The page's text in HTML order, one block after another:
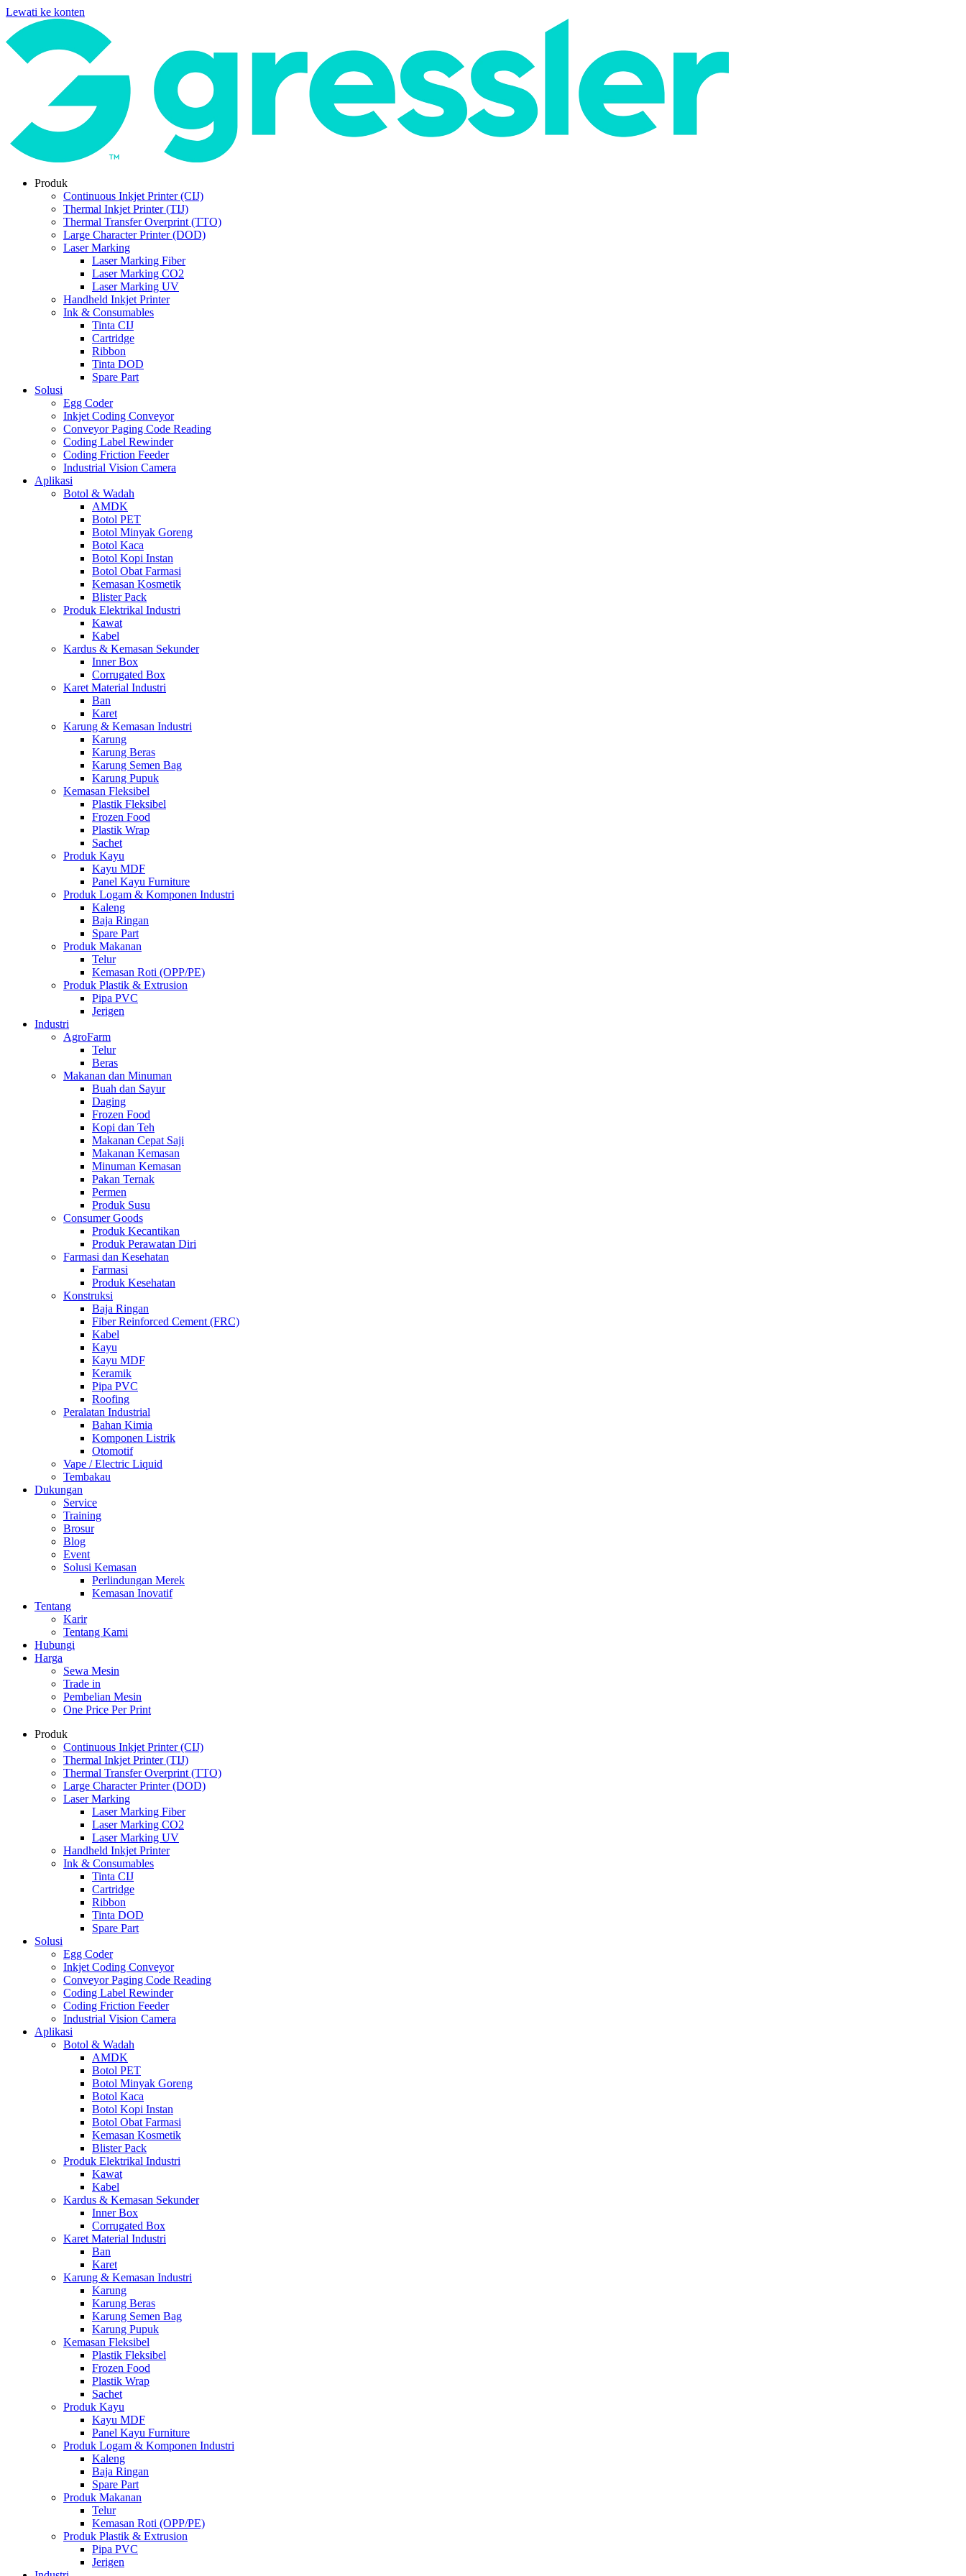
Lewati ke konten
Produk
Continuous Inkjet Printer (CIJ)
Thermal Inkjet Printer (TIJ)
Thermal Transfer Overprint (TTO)
Large Character Printer (DOD)
Laser Marking
Laser Marking Fiber
Laser Marking CO2
Laser Marking UV
Handheld Inkjet Printer
Ink & Consumables
Tinta CIJ
Cartridge
Ribbon
Tinta DOD
Spare Part
Solusi
Egg Coder
Inkjet Coding Conveyor
Conveyor Paging Code Reading
Coding Label Rewinder
Coding Friction Feeder
Industrial Vision Camera
Aplikasi
Botol & Wadah
AMDK
Botol PET
Botol Minyak Goreng
Botol Kaca
Botol Kopi Instan
Botol Obat Farmasi
Kemasan Kosmetik
Blister Pack
Produk Elektrikal Industri
Kawat
Kabel
Kardus & Kemasan Sekunder
Inner Box
Corrugated Box
Karet Material Industri
Ban
Karet
Karung & Kemasan Industri
Karung
Karung Beras
Karung Semen Bag
Karung Pupuk
Kemasan Fleksibel
Plastik Fleksibel
Frozen Food
Plastik Wrap
Sachet
Produk Kayu
Kayu MDF
Panel Kayu Furniture
Produk Logam & Komponen Industri
Kaleng
Baja Ringan
Spare Part
Produk Makanan
Telur
Kemasan Roti (OPP/PE)
Produk Plastik & Extrusion
Pipa PVC
Jerigen
Industri
AgroFarm
Telur
Beras
Makanan dan Minuman
Buah dan Sayur
Daging
Frozen Food
Kopi dan Teh
Makanan Cepat Saji
Makanan Kemasan
Minuman Kemasan
Pakan Ternak
Permen
Produk Susu
Consumer Goods
Produk Kecantikan
Produk Perawatan Diri
Farmasi dan Kesehatan
Farmasi
Produk Kesehatan
Konstruksi
Baja Ringan
Fiber Reinforced Cement (FRC)
Kabel
Kayu
Kayu MDF
Keramik
Pipa PVC
Roofing
Peralatan Industrial
Bahan Kimia
Komponen Listrik
Otomotif
Vape / Electric Liquid
Tembakau
Dukungan
Service
Training
Brosur
Blog
Event
Solusi Kemasan
Perlindungan Merek
Kemasan Inovatif
Tentang
Karir
Tentang Kami
Hubungi
Harga
Sewa Mesin
Trade in
Pembelian Mesin
One Price Per Print
Produk
Continuous Inkjet Printer (CIJ)
Thermal Inkjet Printer (TIJ)
Thermal Transfer Overprint (TTO)
Large Character Printer (DOD)
Laser Marking
Laser Marking Fiber
Laser Marking CO2
Laser Marking UV
Handheld Inkjet Printer
Ink & Consumables
Tinta CIJ
Cartridge
Ribbon
Tinta DOD
Spare Part
Solusi
Egg Coder
Inkjet Coding Conveyor
Conveyor Paging Code Reading
Coding Label Rewinder
Coding Friction Feeder
Industrial Vision Camera
Aplikasi
Botol & Wadah
AMDK
Botol PET
Botol Minyak Goreng
Botol Kaca
Botol Kopi Instan
Botol Obat Farmasi
Kemasan Kosmetik
Blister Pack
Produk Elektrikal Industri
Kawat
Kabel
Kardus & Kemasan Sekunder
Inner Box
Corrugated Box
Karet Material Industri
Ban
Karet
Karung & Kemasan Industri
Karung
Karung Beras
Karung Semen Bag
Karung Pupuk
Kemasan Fleksibel
Plastik Fleksibel
Frozen Food
Plastik Wrap
Sachet
Produk Kayu
Kayu MDF
Panel Kayu Furniture
Produk Logam & Komponen Industri
Kaleng
Baja Ringan
Spare Part
Produk Makanan
Telur
Kemasan Roti (OPP/PE)
Produk Plastik & Extrusion
Pipa PVC
Jerigen